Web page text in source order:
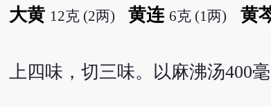
大黄 12克 (2两) 黄连 6克 (1两) 黄
上四味，切三味。以麻沸汤400